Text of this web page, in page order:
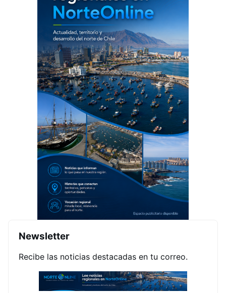
Newsletter
Recibe las noticias destacadas en tu correo.